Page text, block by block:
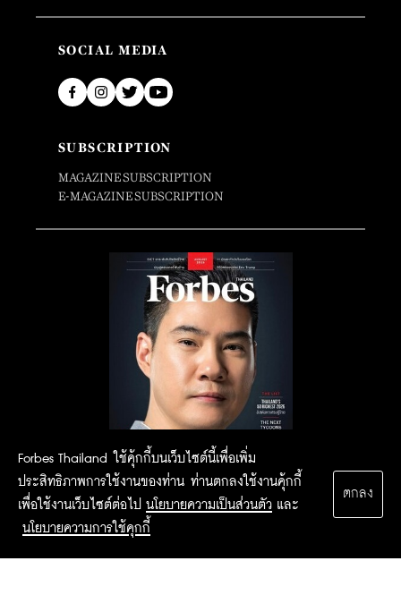
Forbes Thailand ใช้คุ้กกี้บนเว็บไซต์นี้เพื่อเพิ่ม
ประสิทธิภาพการใช้งานของท่าน ท่านตกลงใช้งานคุ้กกี้
เพื่อใช้งานเว็บไซต์ต่อไป นโยบายความเป็นส่วนตัว และ
นโยบายความการใช้คุกกี้
ตกลง
SOCIAL MEDIA
SUBSCRIPTION
MAGAZINE SUBSCRIPTION
E-MAGAZINE SUBSCRIPTION
2015 Forbesthailand.com ALL RIGHTS RESERVED